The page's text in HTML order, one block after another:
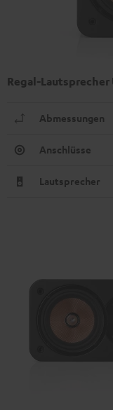
Regal-Lautsprecher
Abmessungen
Anschlüsse
Lautsprecher